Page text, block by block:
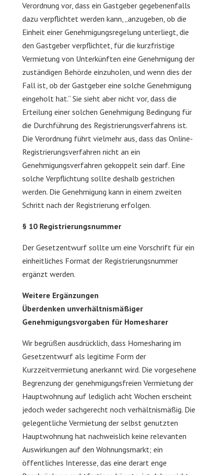
Verordnung vor, dass ein Gastgeber gegebenenfalls
dazu verpflichtet werden kann, „anzugeben, ob die
Einheit einer Genehmigungsregelung unterliegt, die
den Gastgeber verpflichtet, für die kurzfristige
Vermietung von Unterkünften eine Genehmigung der
zuständigen Behörde einzuholen, und wenn dies der
Fall ist, ob der Gastgeber eine solche Genehmigung
eingeholt hat.“ Sie sieht aber nicht vor, dass die
Erteilung einer solchen Genehmigung Bedingung für
die Durchführung des Registrierungsverfahrens ist.
Die Verordnung führt vielmehr aus, dass das Online-
Registrierungsverfahren nicht an ein
Genehmigungsverfahren gekoppelt sein darf. Eine
solche Verpflichtung sollte deshalb gestrichen
werden. Die Genehmigung kann in einem zweiten
Schritt nach der Registrierung erfolgen.
§ 10 Registrierungsnummer
Der Gesetzentwurf sollte um eine Vorschrift für ein
einheitliches Format der Registrierungsnummer
ergänzt werden.
Weitere Ergänzungen
Überdenken unverhältnismäßiger
Genehmigungsvorgaben für Homesharer
Wir begrüßen ausdrücklich, dass Homesharing im
Gesetzentwurf als legitime Form der
Kurzzeitvermietung anerkannt wird. Die vorgesehene
Begrenzung der genehmigungsfreien Vermietung der
Hauptwohnung auf lediglich acht Wochen erscheint
jedoch weder sachgerecht noch verhältnismäßig. Die
gelegentliche Vermietung der selbst genutzten
Hauptwohnung hat nachweislich keine relevanten
Auswirkungen auf den Wohnungsmarkt; ein
öffentliches Interesse, das eine derart enge